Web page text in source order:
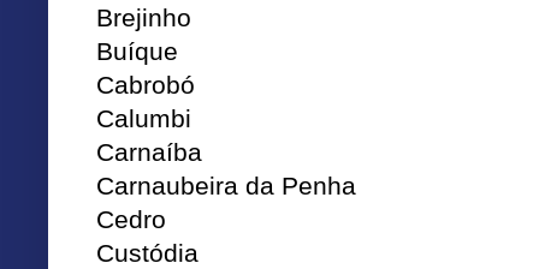
Brejinho
Buíque
Cabrobó
Calumbi
Carnaíba
Carnaubeira da Penha
Cedro
Custódia